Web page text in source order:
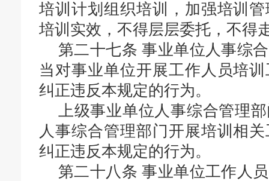
培训计划组织培训，加强培训
培训实效，不得层层委托，不得
第二十七条事业单位人事综
当对事业单位开展工作人员培
纠正违反本规定的行为。
上级事业单位人事综合管理
人事综合管理部门开展培训相
纠正违反本规定的行为。
第二十八条 事业单位工作人